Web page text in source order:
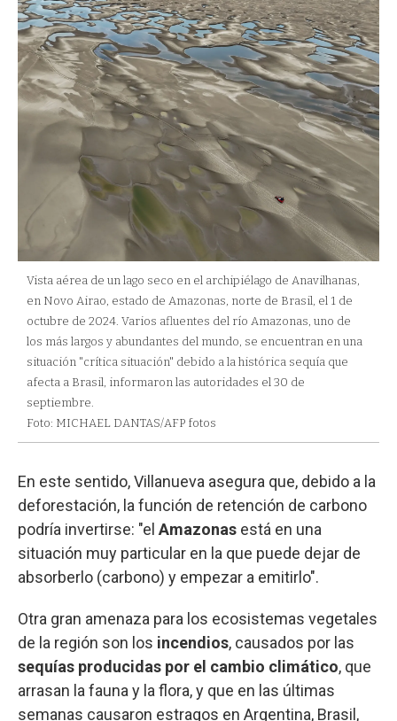
Vista aérea de un lago seco en el archipiélago de Anavilhanas,
en Novo Airao, estado de Amazonas, norte de Brasil, el 1 de
octubre de 2024. Varios afluentes del río Amazonas, uno de
los más largos y abundantes del mundo, se encuentran en una
situación "crítica situación" debido a la histórica sequía que
afecta a Brasil, informaron las autoridades el 30 de
septiembre.
Foto: MICHAEL DANTAS/AFP fotos
En este sentido, Villanueva asegura que, debido a la
deforestación, la función de retención de carbono
podría invertirse: "el Amazonas está en una
situación muy particular en la que puede dejar de
absorberlo (carbono) y empezar a emitirlo".
Otra gran amenaza para los ecosistemas vegetales
de la región son los incendios, causados por las
sequías producidas por el cambio climático, que
arrasan la fauna y la flora, y que en las últimas
semanas causaron estragos en Argentina, Brasil,